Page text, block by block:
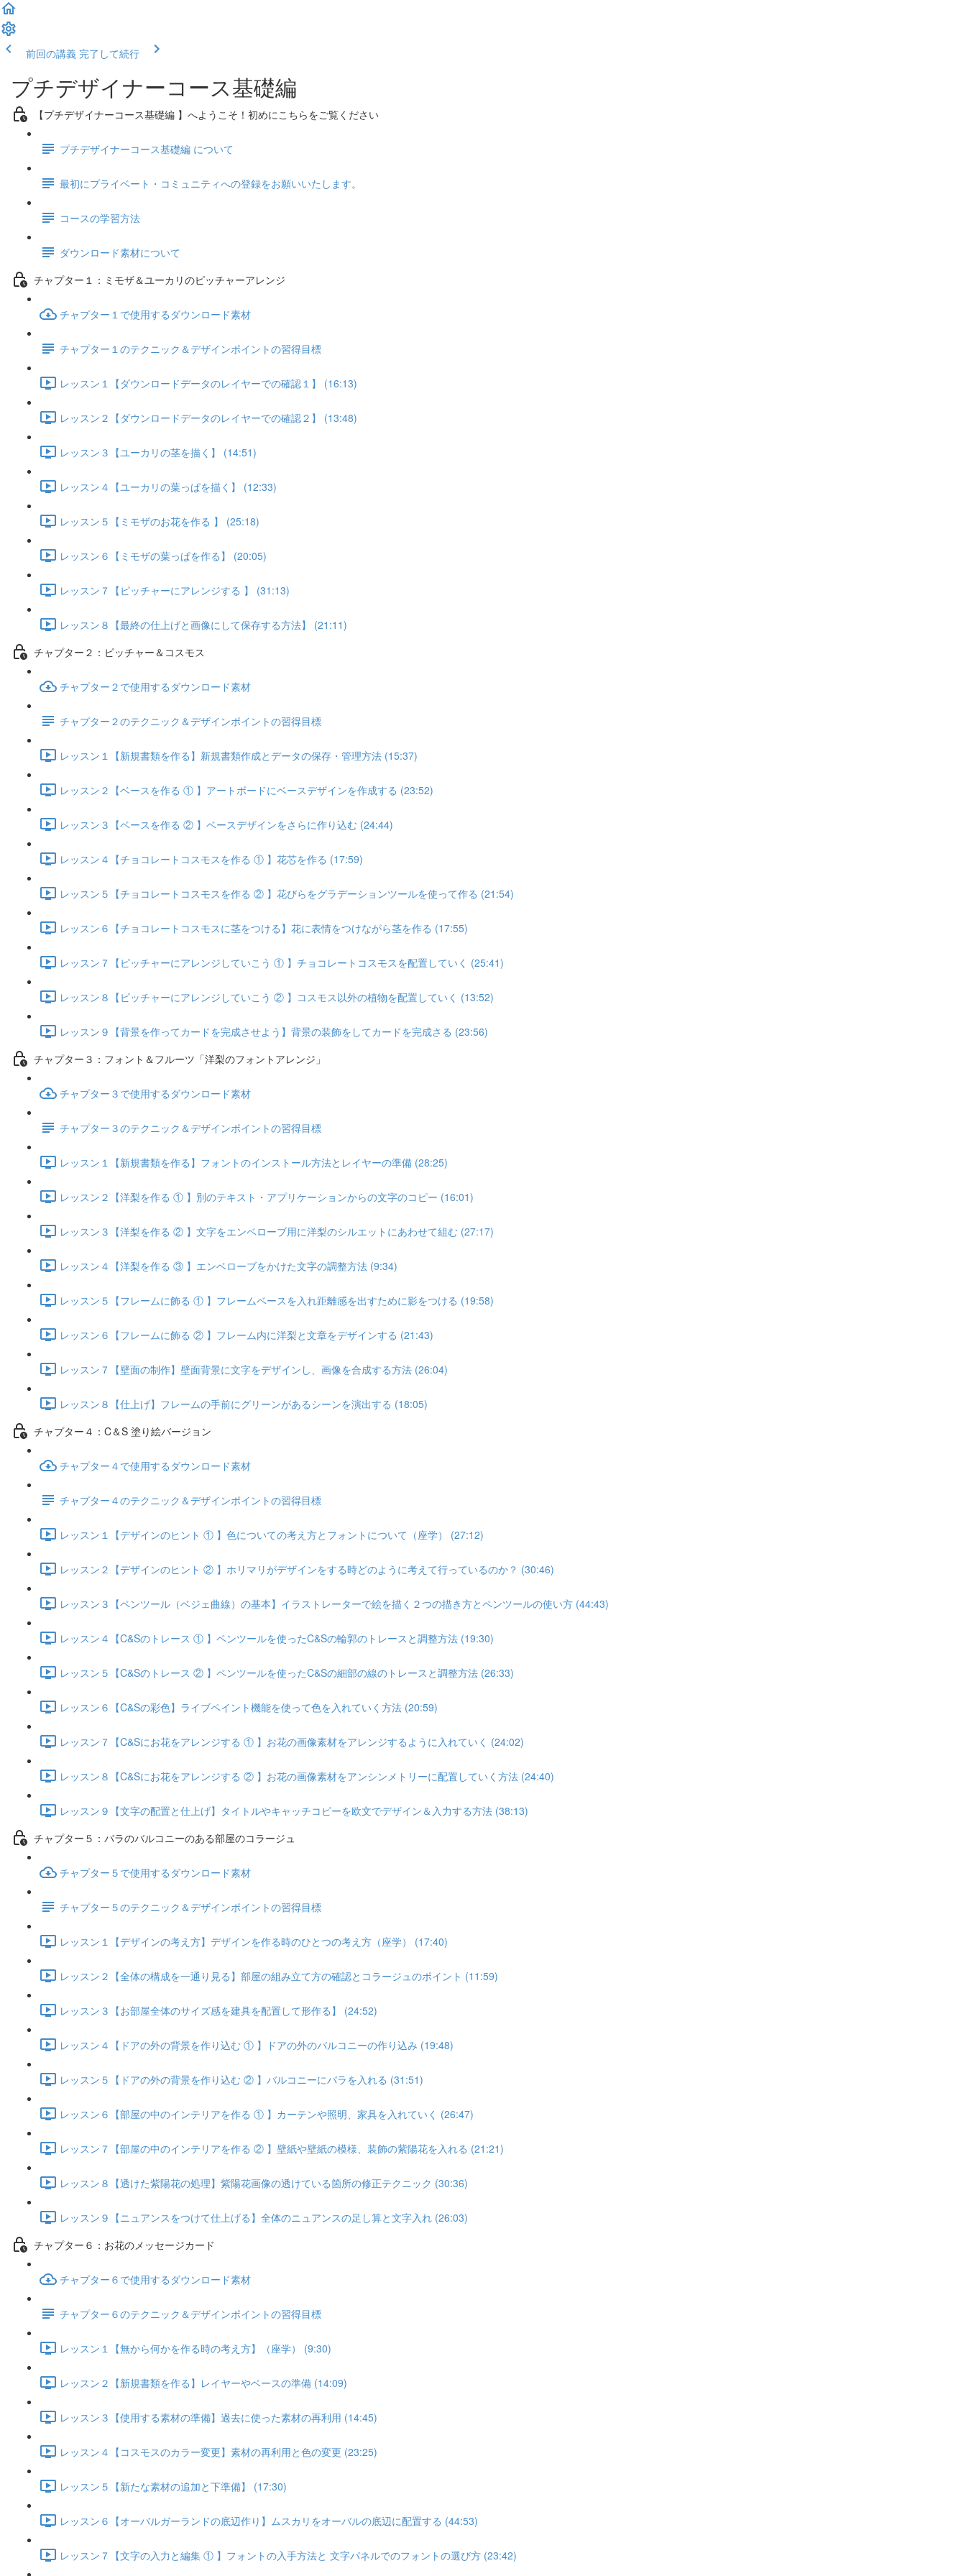
前回の講義 完了して続行
プチデザイナーコース基礎編
【プチデザイナーコース基礎編 】へようこそ！初めにこちらをご覧ください
プチデザイナーコース基礎編 について
最初にプライベート・コミュニティへの登録をお願いいたします。
コースの学習方法
ダウンロード素材について
チャプター１：ミモザ＆ユーカリのピッチャーアレンジ
チャプター１で使用するダウンロード素材
チャプター１のテクニック＆デザインポイントの習得目標
レッスン１【ダウンロードデータのレイヤーでの確認１】 (16:13)
レッスン２【ダウンロードデータのレイヤーでの確認２】 (13:48)
レッスン３【ユーカリの茎を描く】 (14:51)
レッスン４【ユーカリの葉っぱを描く】 (12:33)
レッスン５【ミモザのお花を作る 】 (25:18)
レッスン６【ミモザの葉っぱを作る】 (20:05)
レッスン７【ピッチャーにアレンジする 】 (31:13)
レッスン８【最終の仕上げと画像にして保存する方法】 (21:11)
チャプター２：ピッチャー＆コスモス
チャプター２で使用するダウンロード素材
チャプター２のテクニック＆デザインポイントの習得目標
レッスン１【新規書類を作る】新規書類作成とデータの保存・管理方法 (15:37)
レッスン２【ベースを作る ① 】アートボードにベースデザインを作成する (23:52)
レッスン３【ベースを作る ② 】ベースデザインをさらに作り込む (24:44)
レッスン４【チョコレートコスモスを作る ① 】花芯を作る (17:59)
レッスン５【チョコレートコスモスを作る ② 】花びらをグラデーションツールを使って作る (21:54)
レッスン６【チョコレートコスモスに茎をつける】花に表情をつけながら茎を作る (17:55)
レッスン７【ピッチャーにアレンジしていこう ① 】チョコレートコスモスを配置していく (25:41)
レッスン８【ピッチャーにアレンジしていこう ② 】コスモス以外の植物を配置していく (13:52)
レッスン９【背景を作ってカードを完成させよう】背景の装飾をしてカードを完成さる (23:56)
チャプター３：フォント＆フルーツ「洋梨のフォントアレンジ」
チャプター３で使用するダウンロード素材
チャプター３のテクニック＆デザインポイントの習得目標
レッスン１【新規書類を作る】フォントのインストール方法とレイヤーの準備 (28:25)
レッスン２【洋梨を作る ① 】別のテキスト・アプリケーションからの文字のコピー (16:01)
レッスン３【洋梨を作る ② 】文字をエンベローブ用に洋梨のシルエットにあわせて組む (27:17)
レッスン４【洋梨を作る ③ 】エンベローブをかけた文字の調整方法 (9:34)
レッスン５【フレームに飾る ① 】フレームベースを入れ距離感を出すために影をつける (19:58)
レッスン６【フレームに飾る ② 】フレーム内に洋梨と文章をデザインする (21:43)
レッスン７【壁面の制作】壁面背景に文字をデザインし、画像を合成する方法 (26:04)
レッスン８【仕上げ】フレームの手前にグリーンがあるシーンを演出する (18:05)
チャプター４：C＆S 塗り絵バージョン
チャプター４で使用するダウンロード素材
チャプター４のテクニック＆デザインポイントの習得目標
レッスン１【デザインのヒント ① 】色についての考え方とフォントについて（座学） (27:12)
レッスン２【デザインのヒント ② 】ホリマリがデザインをする時どのように考えて行っているのか？ (30:46)
レッスン３【ペンツール（ベジェ曲線）の基本】イラストレーターで絵を描く２つの描き方とペンツールの使い方 (44:43)
レッスン４【C&Sのトレース ① 】ペンツールを使ったC&Sの輪郭のトレースと調整方法 (19:30)
レッスン５【C&Sのトレース ② 】ペンツールを使ったC&Sの細部の線のトレースと調整方法 (26:33)
レッスン６【C&Sの彩色】ライブペイント機能を使って色を入れていく方法 (20:59)
レッスン７【C&Sにお花をアレンジする ① 】お花の画像素材をアレンジするように入れていく (24:02)
レッスン８【C&Sにお花をアレンジする ② 】お花の画像素材をアンシンメトリーに配置していく方法 (24:40)
レッスン９【文字の配置と仕上げ】タイトルやキャッチコピーを欧文でデザイン＆入力する方法 (38:13)
チャプター５：バラのバルコニーのある部屋のコラージュ
チャプター５で使用するダウンロード素材
チャプター５のテクニック＆デザインポイントの習得目標
レッスン１【デザインの考え方】デザインを作る時のひとつの考え方（座学） (17:40)
レッスン２【全体の構成を一通り見る】部屋の組み立て方の確認とコラージュのポイント (11:59)
レッスン３【お部屋全体のサイズ感を建具を配置して形作る】 (24:52)
レッスン４【ドアの外の背景を作り込む ① 】ドアの外のバルコニーの作り込み (19:48)
レッスン５【ドアの外の背景を作り込む ② 】バルコニーにバラを入れる (31:51)
レッスン６【部屋の中のインテリアを作る ① 】カーテンや照明、家具を入れていく (26:47)
レッスン７【部屋の中のインテリアを作る ② 】壁紙や壁紙の模様、装飾の紫陽花を入れる (21:21)
レッスン８【透けた紫陽花の処理】紫陽花画像の透けている箇所の修正テクニック (30:36)
レッスン９【ニュアンスをつけて仕上げる】全体のニュアンスの足し算と文字入れ (26:03)
チャプター６：お花のメッセージカード
チャプター６で使用するダウンロード素材
チャプター６のテクニック＆デザインポイントの習得目標
レッスン１【無から何かを作る時の考え方】（座学） (9:30)
レッスン２【新規書類を作る】レイヤーやベースの準備 (14:09)
レッスン３【使用する素材の準備】過去に使った素材の再利用 (14:45)
レッスン４【コスモスのカラー変更】素材の再利用と色の変更 (23:25)
レッスン５【新たな素材の追加と下準備】 (17:30)
レッスン６【オーバルガーランドの底辺作り】ムスカリをオーバルの底辺に配置する (44:53)
レッスン７【文字の入力と編集 ① 】フォントの入手方法と 文字パネルでのフォントの選び方 (23:42)